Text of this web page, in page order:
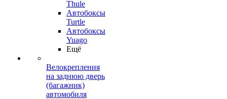
Thule
Автобоксы
Turtle
Автобоксы
Yuago
Ещё
Велокрепления
на заднюю дверь
(багажник)
автомобиля